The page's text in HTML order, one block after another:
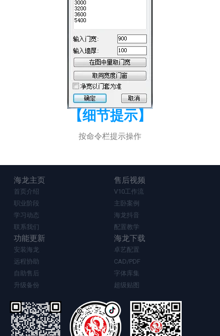
【细节提示】
按命令栏提示操作
海龙主页
首页介绍
职业阶段
学习动态
联系我们
售后视频
V10工作流
主卧案例
海龙抖音
配置教学
功能更新
安装海龙
远程协助
自助售后
升级备份
海龙下载
卓艺配置
CAD/PDF
字体库集
超级贴图